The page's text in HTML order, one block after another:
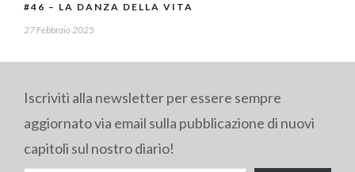
#46 – LA DANZA DELLA VITA
27 Febbraio 2025
Iscriviti alla newsletter per essere sempre
aggiornato via email sulla pubblicazione di nuovi
capitoli sul nostro diario!
DIGITA LA TUA E-MAIL...